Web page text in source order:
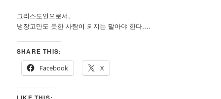
그리스도인으로서,
냉장고만도 못한 사람이 되지는 말아야 한다….
SHARE THIS:
Facebook
X